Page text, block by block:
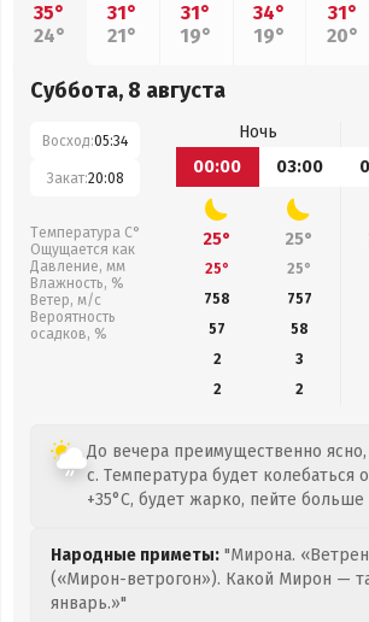
35°
24°
31°
21°
31°
19°
34°
19°
31°
20°
Суббота, 8 августа
Восход:05:34
Закат:20:08
Температура С°
Ощущается как
Давление, мм
Влажность, %
Ветер, м/с
Вероятность
осадков, %
Ночь
00:00
03:00
25° 25°
25° 25°
758
757
57
58
2
3
2
2
До вечера преимущественно
с. Температура будет колебаться
+35°C, будет жарко, пейте
Народные приметы: "Мирона.
(«Мирон-ветрогон»). Какой Мирон —
январь.»"